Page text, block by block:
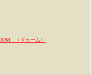
（ドゥーム）